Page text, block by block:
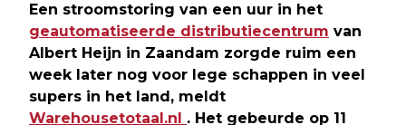
Een stroomstoring van een uur in het
geautomatiseerde distributiecentrum van
Albert Heijn in Zaandam zorgde ruim een
week later nog voor lege schappen in veel
supers in het land, meldt
Warehousetotaal.nl
. Het gebeurde op 11